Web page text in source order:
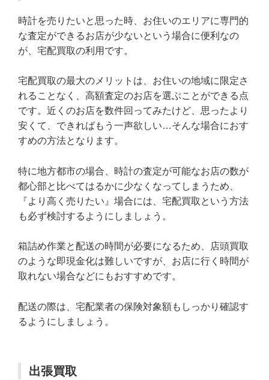
時計を売りたいと思った時、お住いのエリアに専門的
な査定ができるお店が少ないという場合に便利なの
が、宅配買取の利用です。
宅配買取の最大のメリットは、お住いの地域に限定さ
れることなく、高額査定のお店を選ぶことができる点
です。近くのお店を数件回ってみたけど、思ったより
安くて、できればもう一声欲しい…そんな場合におす
すめの方法となります。
特に地方都市の場合、時計の査定が可能なお店の数が
都心部と比べてはるかに少なくなってしまうため、
『より高く売りたい』場合には、宅配買取という方法
も必ず検討するようにしましょう。
箱詰め作業と配送の時間が必要になるため、店頭買取
のような即現金化は難しいですが、お店に行く時間が
取れない場合などにもおすすめです。
配送の際は、宅配業者の保険対象額もしっかり確認す
るようにしましょう。
出張買取